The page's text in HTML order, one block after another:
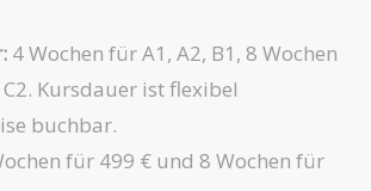
4 Wochen für A1, A2, B1, 8 Wochen
Kursdauer ist flexibel
buchbar.
für 499 € und 8 Wochen für